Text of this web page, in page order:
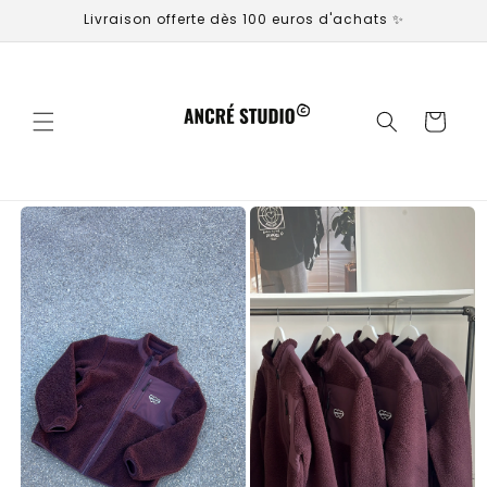
passer
au
Livraison offerte dès 100 euros d'achats ✨
Panier
Passer aux
informations
produits